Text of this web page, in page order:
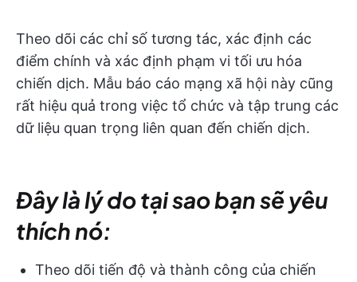
Theo dõi các chỉ số tương tác, xác định các
điểm chính và xác định phạm vi tối ưu hóa
chiến dịch. Mẫu báo cáo mạng xã hội này cũng
rất hiệu quả trong việc tổ chức và tập trung các
dữ liệu quan trọng liên quan đến chiến dịch.
Đây là lý do tại sao bạn sẽ yêu
thích nó:
Theo dõi tiến độ và thành công của chiến